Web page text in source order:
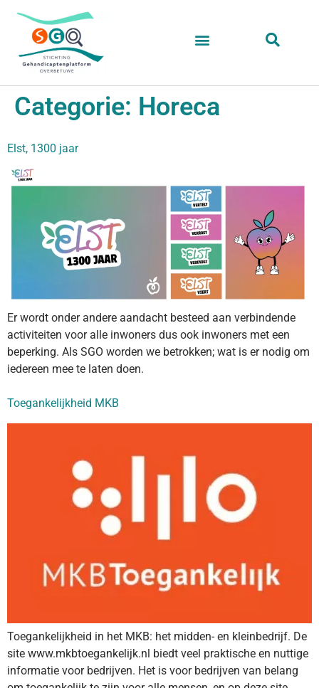
Categorie: Horeca
Elst, 1300 jaar
Er wordt onder andere aandacht besteed aan verbindende
activiteiten voor alle inwoners dus ook inwoners met een
beperking. Als SGO worden we betrokken; wat is er nodig om
iedereen mee te laten doen.
Toegankelijkheid MKB
Toegankelijkheid in het MKB: het midden- en kleinbedrijf. De
site www.mkbtoegankelijk.nl biedt veel praktische en nuttige
informatie voor bedrijven. Het is voor bedrijven van belang